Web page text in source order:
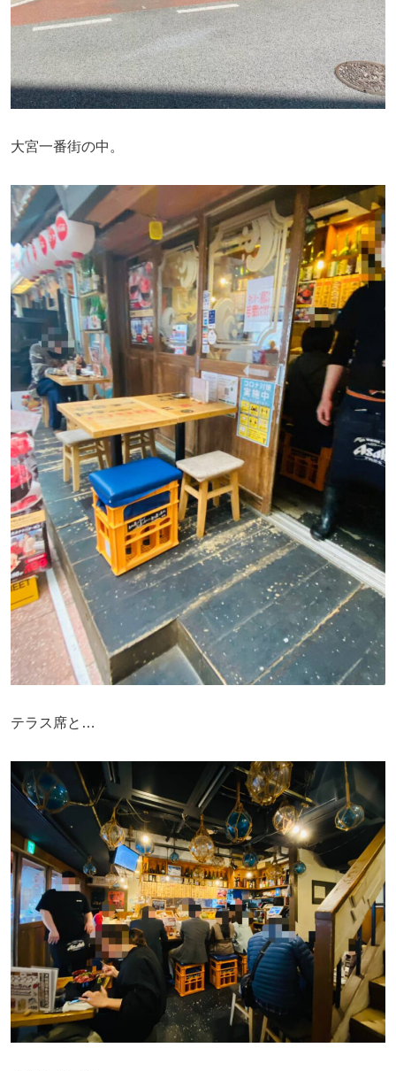
大宮一番街の中。
テラス席と…